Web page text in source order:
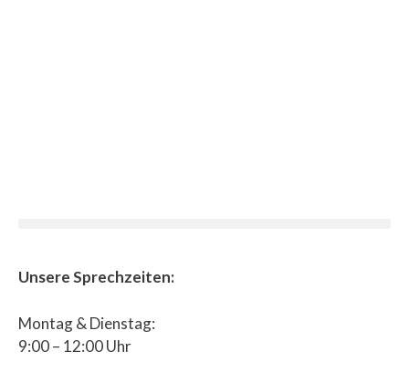
Unsere Sprechzeiten:
Montag & Dienstag:
9:00 – 12:00 Uhr